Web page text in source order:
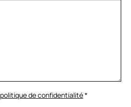
politique de confidentialité*